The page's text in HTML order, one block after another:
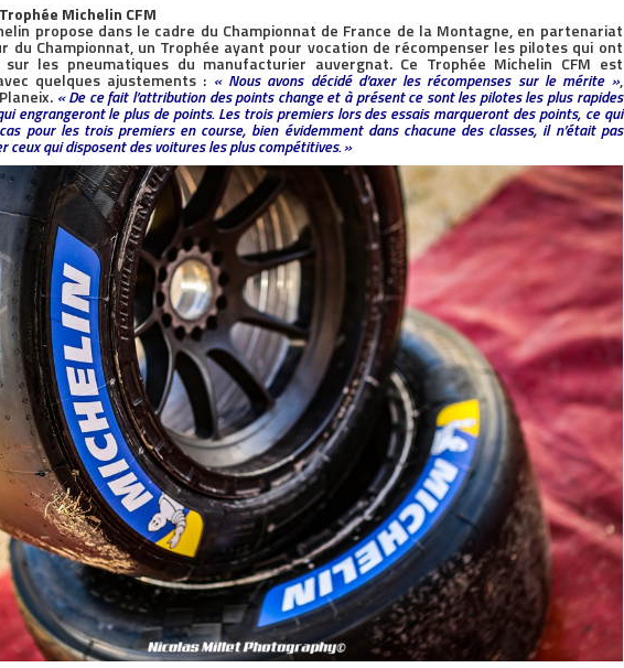
Michelin CFM
propose dans le cadre du Championnat de France de la Montagne, en partenariat
du Championnat, un Trophée ayant pour vocation de récompenser les pilotes qui ont
les pneumatiques du manufacturier auvergnat. Ce Trophée Michelin CFM est
quelques ajustements : « Nous avons décidé d’axer les récompenses sur le mérite »,
« De ce fait l’attribution des points change et à présent ce sont les pilotes les plus rapides
engrangeront le plus de points. Les trois premiers lors des essais marqueront des points, ce qui
pour les trois premiers en course, bien évidemment dans chacune des classes, il n’était pas
ceux qui disposent des voitures les plus compétitives. »